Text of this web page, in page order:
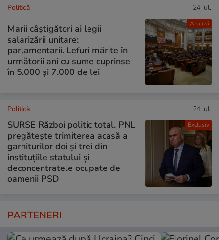
Analiză
Politică 24 iul.
Marii câștigători ai legii
salarizării unitare:
parlamentarii. Lefuri mărite în
următorii ani cu sume cuprinse
în 5.000 și 7.000 de lei
Exclusiv
Politică 24 iul.
SURSE Război politic total. PNL
pregătește trimiterea acasă a
garniturilor doi și trei din
instituțiile statului și
deconcentratele ocupate de
oamenii PSD
PARTENERI